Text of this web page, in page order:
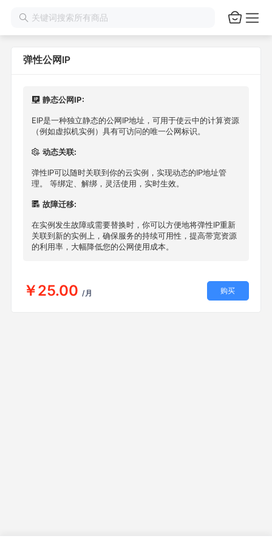
弹性公网IP
静态公网IP:
EIP是一种独立静态的公网IP地址，可用于使云中的计算资源
（例如虚拟机实例）具有可访问的唯一公网标识。
动态关联:
弹性IP可以随时关联到你的云实例，实现动态的IP地址管
理。 等绑定、解绑，灵活使用，实时生效。
故障迁移:
在实例发生故障或需要替换时，你可以方便地将弹性IP重新
关联到新的实例上，确保服务的持续可用性，提高带宽资源
的利用率，大幅降低您的公网使用成本。
￥25.00 /月 购买